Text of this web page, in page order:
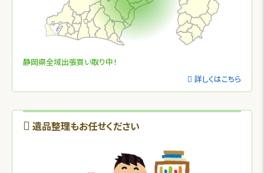
静岡県全域出張買い取り中！
詳しくはこちら
遺品整理もお任せください